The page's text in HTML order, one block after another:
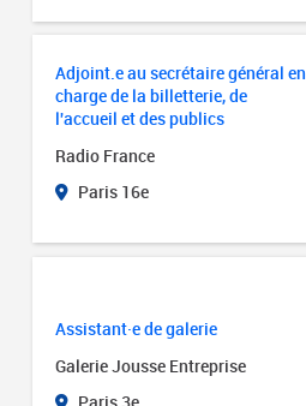
Adjoint.e au secrétaire général en
charge de la billetterie, de
l'accueil et des publics
Radio France
Paris 16e
Assistant·e de galerie
Galerie Jousse Entreprise